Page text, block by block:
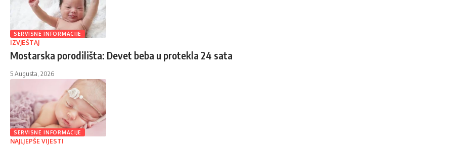
SERVISNE INFORMACIJE
IZVJEŠTAJ
Mostarska porodilišta: Devet beba u protekla 24 sata
5 Augusta, 2026
SERVISNE INFORMACIJE
NAJLJEPŠE VIJESTI